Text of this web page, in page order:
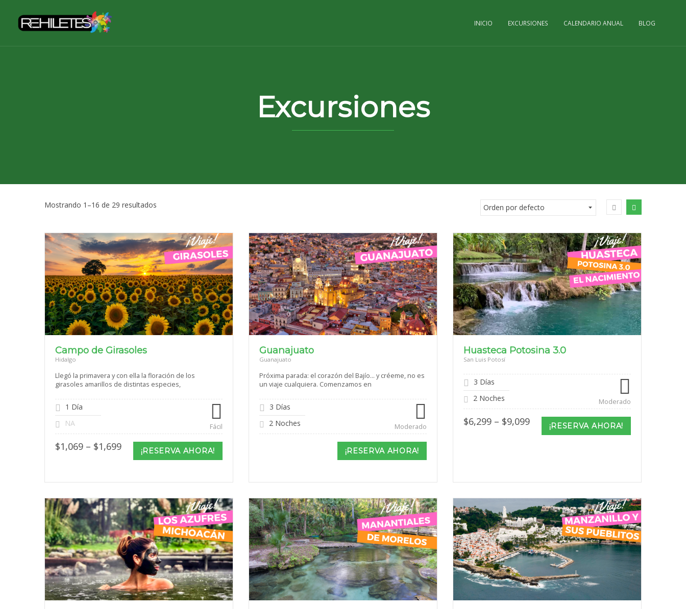
content
INICIO EXCURSIONES CALENDARIO ANUAL BLOG
Excursiones
Mostrando 1–16 de 29 resultados
Campo de Girasoles
Hidalgo
Llegó la primavera y con ella la floración de los
girasoles amarillos de distintas especies,
1 Día
NA
Fácil
$1,069 – $1,699Price
range:
$1,069
$1,699
¡RESERVA AHORA!
Guanajuato
Guanajuato
Próxima parada: el corazón del Bajío… y créeme, no es
un viaje cualquiera. Comenzamos en
3 Días
2 Noches
Moderado
¡RESERVA AHORA!
Huasteca Potosina 3.0
San Luis Potosí
3 Días
2 Noches
Moderado
$6,299 – $9,099Price
range:
$6,299
¡RESERVA AHORA!